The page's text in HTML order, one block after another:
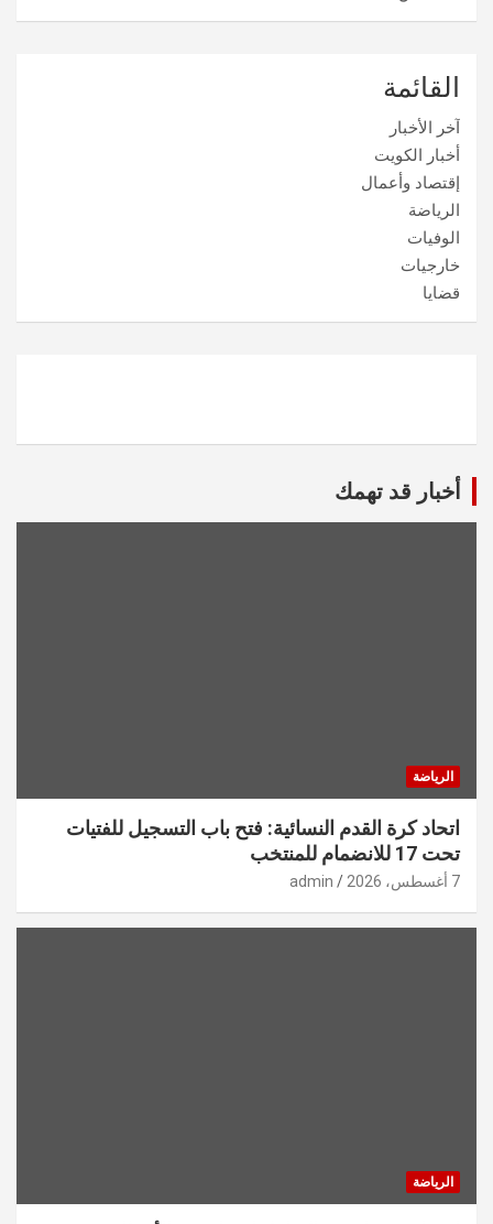
القائمة
آخر الأخبار
أخبار الكويت
إقتصاد وأعمال
الرياضة
الوفيات
خارجيات
قضايا
أخبار قد تهمك
الرياضة
اتحاد كرة القدم النسائية: فتح باب التسجيل للفتيات
تحت 17 للانضمام للمنتخب
7 أغسطس، 2026 admin
الرياضة